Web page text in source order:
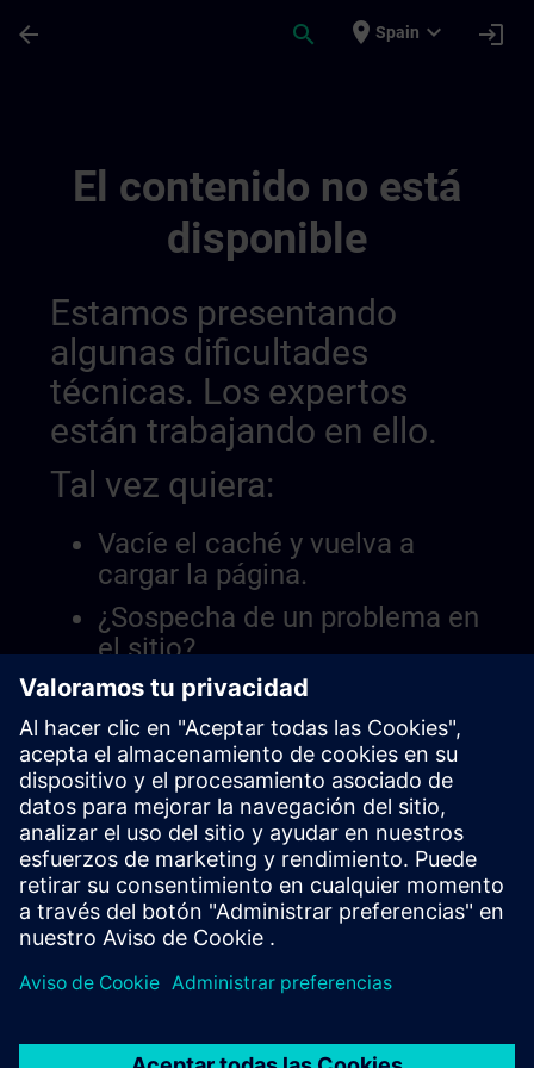
arrow_back search place Spain expand_more login
El contenido no está
disponible
Estamos presentando
algunas dificultades
técnicas. Los expertos
están trabajando en ello.
Tal vez quiera:
Vacíe el caché y vuelva a
cargar la página.
¿Sospecha de un problema en
el sitio?